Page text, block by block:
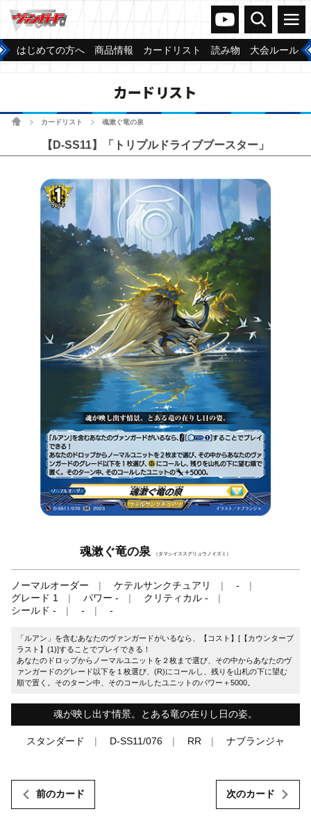
ヴァンガードch
検索 メニュー
はじめての方へ 商品情報 カードリスト 読み物 大会ルール
カードリスト
ホームカードリスト 魂漱ぐ竜の泉
【D-SS11】「トリプルドライブブースター」
魂漱ぐ竜の泉 （タマシイススグリュウノイズミ）
ノーマルオーダー ケテルサンクチュアリ
-
グレード 1
パワー -
クリティカル -
シールド -
- -
「ルアン」を含むあなたのヴァンガードがいるなら、【コスト】[【カウンターブ
ラスト】(1)]することでプレイできる！
あなたのドロップからノーマルユニットを２枚まで選び、その中からあなたのヴ
ァンガードのグレード以下を１枚選び、(R)にコールし、残りを山札の下に望む
順で置く。そのターン中、そのコールしたユニットのパワー＋5000。
魂が映し出す情景。とある竜の在りし日の姿。
スタンダード D-SS11/076 RR ナブランジャ
前のカード 次のカード